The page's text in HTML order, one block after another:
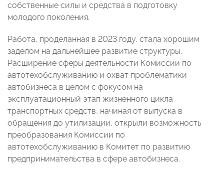
собственные силы и средства в подготовку
молодого поколения.
Работа, проделанная в 2023 году, стала хорошим
заделом на дальнейшее развитие структуры.
Расширение сферы деятельности Комиссии по
автотехобслуживанию и охват проблематики
автобизнеса в целом с фокусом на
эксплуатационный этап жизненного цикла
транспортных средств, начиная от выпуска в
обращения до утилизации, открыли возможность
преобразования Комиссии по
автотехобслуживанию в Комитет по развитию
предпринимательства в сфере автобизнеса.